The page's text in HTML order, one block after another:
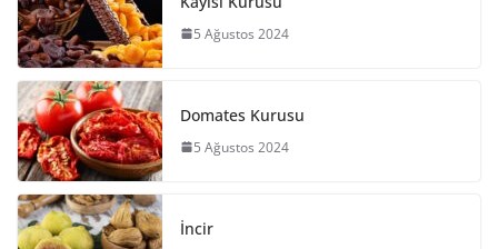
5 Ağustos 2024
Domates Kurusu
5 Ağustos 2024
İncir